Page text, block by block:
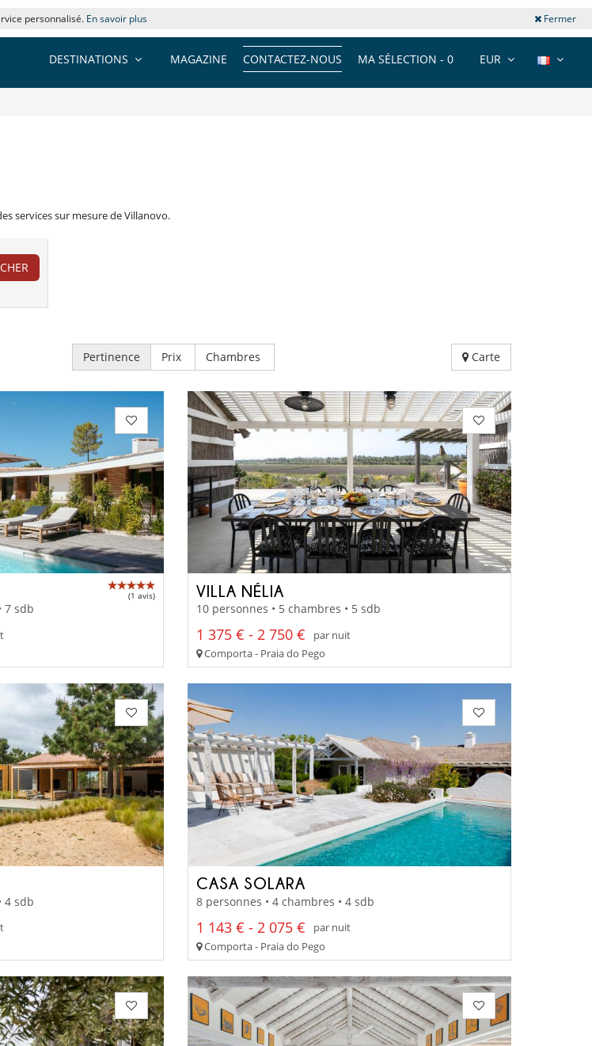
personnalisé. En savoir plus Fermer
EUR
MA SÉLECTION - 0
CONTACTEZ-NOUS
MAGAZINE
DESTINATIONS
services sur mesure de Villanovo.
Pertinence Prix Chambres Carte
(1 avis)
7 sdb
VILLA NÉLIA
10 personnes • 5 chambres • 5 sdb
1 375 € - 2 750 €
par nuit
Comporta - Praia do Pego
4 sdb
CASA SOLARA
8 personnes • 4 chambres • 4 sdb
1 143 € - 2 075 €
par nuit
Comporta - Praia do Pego